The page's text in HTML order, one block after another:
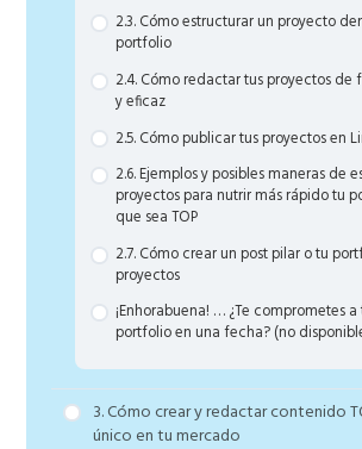
1.5. ¿Por qué es importante crear
2.3. Cómo estructurar un proyecto
portfolio
2.4. Cómo redactar tus proyectos de
y eficaz
2.5. Cómo publicar tus proyectos en
2.6. Ejemplos y posibles maneras de
proyectos para nutrir más rápido tu
que sea TOP
2.7. Cómo crear un post pilar o tu
proyectos
¡Enhorabuena! … ¿Te comprometes
portfolio en una fecha? (no
3. Cómo crear y redactar contenido
único en tu mercado